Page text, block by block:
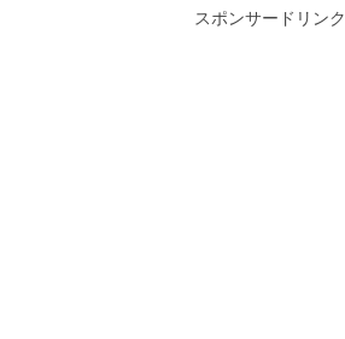
スポンサードリンク